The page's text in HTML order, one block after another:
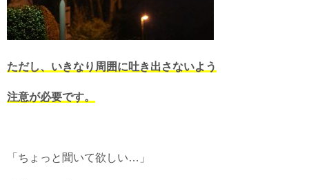
ただし、いきなり周囲に吐き出さないよう
注意が必要です。
「ちょっと聞いて欲しい…」